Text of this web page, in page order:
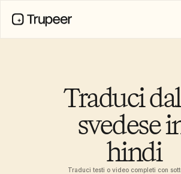
Traduci
svedese
hindi
Traduci testi o video completi con
Base di conoscenza
Registrazione dello schermo AI